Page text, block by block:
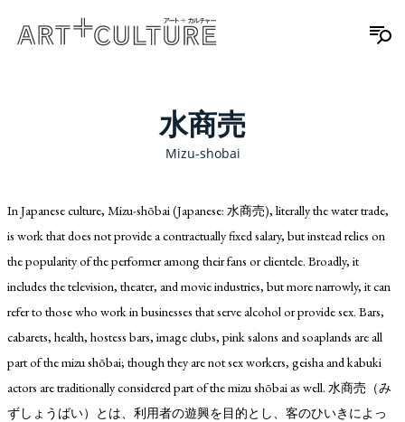
水商売
Mizu-shobai
In Japanese culture, Mizu-shōbai (Japanese: 水商売), literally the water trade,
is work that does not provide a contractually fixed salary, but instead relies on
the popularity of the performer among their fans or clientele. Broadly, it
includes the television, theater, and movie industries, but more narrowly, it can
refer to those who work in businesses that serve alcohol or provide sex. Bars,
cabarets, health, hostess bars, image clubs, pink salons and soaplands are all
part of the mizu shōbai; though they are not sex workers, geisha and kabuki
actors are traditionally considered part of the mizu shōbai as well. 水商売（み
ずしょうばい）とは、利用者の遊興を目的とし、客のひいきによっ